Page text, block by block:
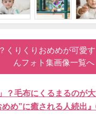
くりくりおめめが可愛
んフォト集画像一覧へ
？毛布にくるまるのが
め”に癒される人続出